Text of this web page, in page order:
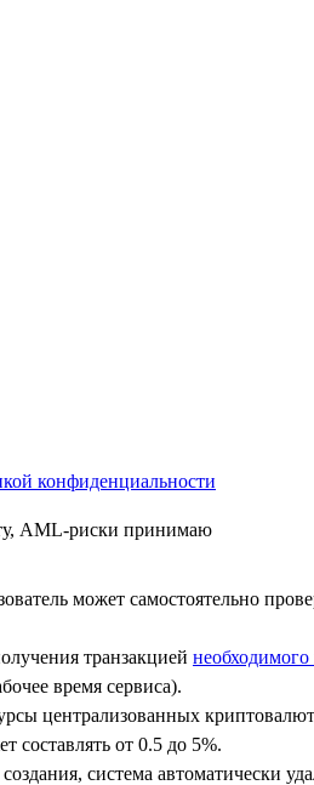
конфиденциальности
AML-риски принимаю
может самостоятельно
транзакцией необходимого
время сервиса).
централизованных
составлять от 0.5 до 5%.
система автоматически